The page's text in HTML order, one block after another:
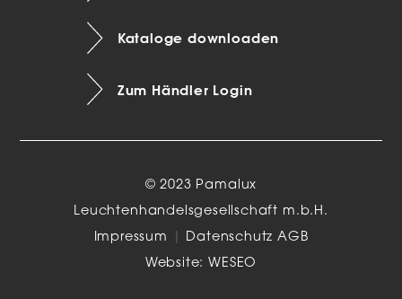
Kataloge downloaden
Zum Händler Login
© 2023 Pamalux
Leuchtenhandelsgesellschaft m.b.H.
Impressum
Datenschutz AGB
Website:WESEO